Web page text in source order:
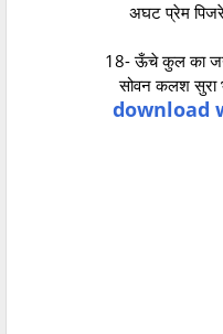
अघट प्रेम
18- ऊँचे कुल का
सोवन कलश सुरा
download